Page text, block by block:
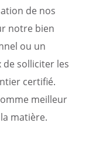
de nos
notre bien
ou un
solliciter les
certifié.
meilleur
matière.